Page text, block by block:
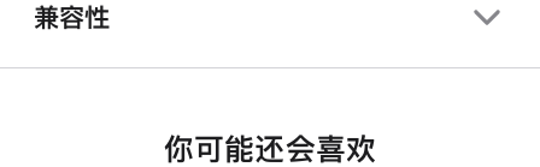
兼容性
你可能还会喜欢